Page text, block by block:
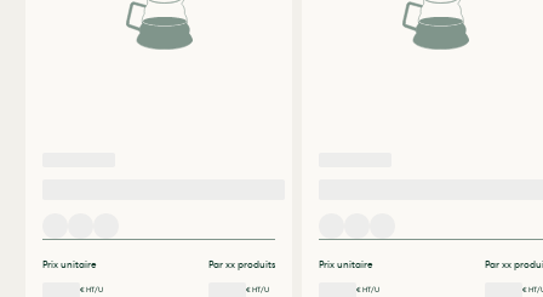
Prix unitaire
€ HT/U
Par xx produits
€ HT/U
Prix unitaire
€ HT/U
Par xx
€ HT/